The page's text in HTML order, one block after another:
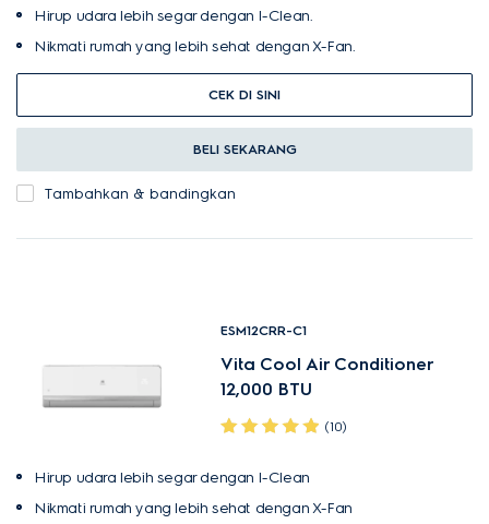
Hirup udara lebih segar dengan I-Clean.
Nikmati rumah yang lebih sehat dengan X-Fan.
CEK DI SINI
BELI SEKARANG
Tambahkan & bandingkan
ESM12CRR-C1
Vita Cool Air Conditioner
12,000 BTU
(10)
Hirup udara lebih segar dengan I-Clean
Nikmati rumah yang lebih sehat dengan X-Fan